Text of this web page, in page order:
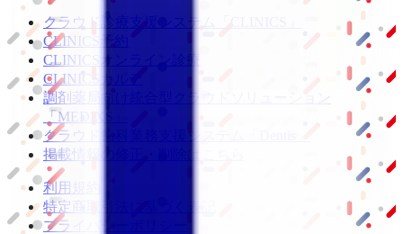
クラウド診療
CLINICS予約
CLINICSオンライン診療
CLINICSカルテ
調剤薬局向け統合型クラウドソリューション
「MEDIXS」
クラウド歯科業務
掲載情報の修正・削除はこちら
利用規約
特定商取引法に基づく表記
プライバシーポリシー